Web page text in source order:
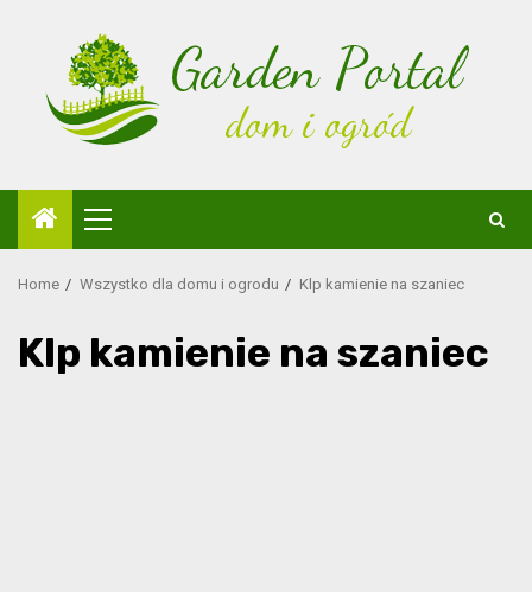
Primary
Menu
Home Wszystko dla domu i ogrodu Klp kamienie na szaniec
Klp kamienie na szaniec